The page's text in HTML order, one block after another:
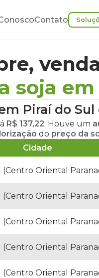
Contato
soja
Piraí do Sul
R$ 137,22. Houve um
do preço da
Cidade
(Centro Oriental
(Centro Oriental
(Centro Oriental
(Centro Oriental
(Centro Oriental